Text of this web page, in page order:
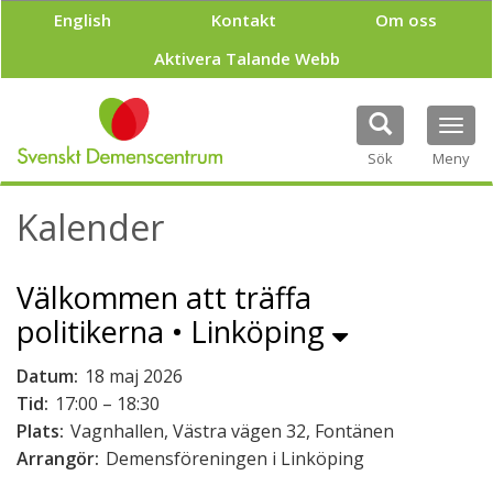
p
l
English Kontakt
Om oss
Aktivera Talande Webb
Sök Meny
Kalender
Välkommen att träffa
politikerna • Linköping
Datum: 18 maj 2026
Tid: 17:00 – 18:30
Plats: Vagnhallen, Västra vägen 32, Fontänen
Arrangör: Demensföreningen i Linköping